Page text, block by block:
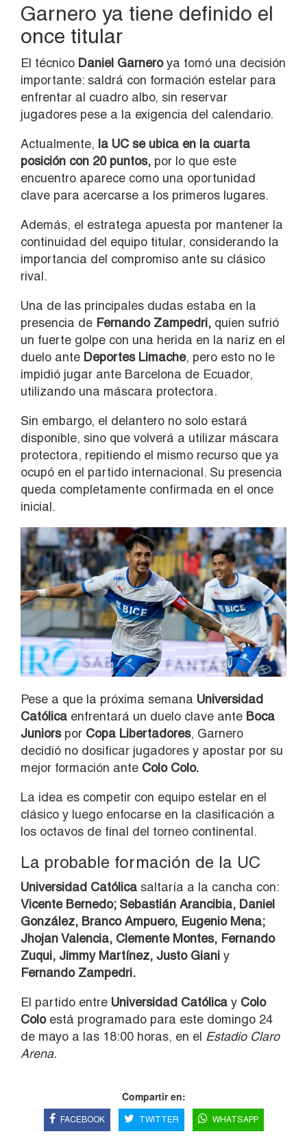
Garnero ya tiene definido el
once titular
El técnico Daniel Garneroya tomó una decisión
importante: saldrá con formación estelar para
enfrentar al cuadro albo, sin reservar
jugadores pese a la exigencia del calendario.
Actualmente, la UC se ubica en la cuarta
posición con 20 puntos, por lo que este
encuentro aparece como una oportunidad
clave para acercarse a los primeros lugares.
Además, el estratega apuesta por mantener la
continuidad del equipo titular, considerando la
importancia del compromiso ante su clásico
rival.
Una de las principales dudas estaba en la
presencia de Fernando Zampedri, quien sufrió
un fuerte golpe con una herida en la nariz en el
duelo ante Deportes Limache, pero esto no le
impidió jugar ante Barcelona de Ecuador,
utilizando una máscara protectora.
Sin embargo, el delantero no solo estará
disponible, sino que volverá a utilizar máscara
protectora, repitiendo el mismo recurso que ya
ocupó en el partido internacional. Su presencia
queda completamente confirmada en el once
inicial.
Pese a que la próxima semana Universidad
Católica enfrentará un duelo clave ante Boca
Juniorspor Copa Libertadores, Garnero
decidió no dosificar jugadores y apostar por su
mejor formación ante Colo Colo.
La idea es competir con equipo estelar en el
clásico y luego enfocarse en la clasificación a
los octavos de final del torneo continental.
La probable formación de la UC
Universidad Católica saltaría a la cancha con:
Vicente Bernedo; Sebastián Arancibia, Daniel
González, Branco Ampuero, Eugenio Mena;
Jhojan Valencia, Clemente Montes, Fernando
Zuqui, Jimmy Martínez, Justo Giani y
Fernando Zampedri.
El partido entre Universidad Católica y Colo
Coloestá programado para este domingo 24
de mayo a las 18:00 horas, en el Estadio Claro
Arena.
Compartir en:
FACEBOOK TWITTER WHATSAPP